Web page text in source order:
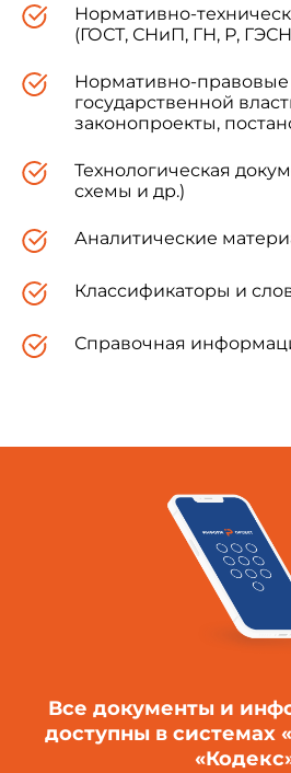
Нормативно-
(ГОСТ, СНиП, ГН, Р,
Нормативно-правовые
государственной
законопроекты,
Технологическая
схемы и др.)
Аналитические
Классификаторы и
Справочная
Все документы и
доступны в системах